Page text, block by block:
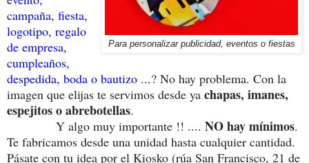
Para personalizar publicidad, eventos o fiestas
campaña, fiesta,
logotipo, regalo
de empresa,
cumpleaños,
despedida, boda o bautizo ...? No hay problema. Con la
imagen que elijas te servimos desde ya chapas, imanes,
espejitos o abrebotellas.
Y algo muy importante !! .... NO hay mínimos.
Te fabricamos desde una unidad hasta cualquier cantidad.
Pásate con tu idea por el Kiosko (rúa San Francisco, 21 de